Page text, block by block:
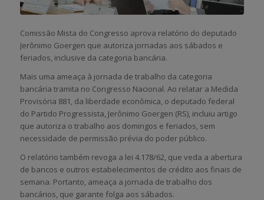
Comissão Mista do Congresso aprova relatório do deputado
Jerônimo Goergen que autoriza jornadas aos sábados e
feriados, inclusive da categoria bancária.
Mais uma ameaça à jornada de trabalho da categoria
bancária tramita no Congresso Nacional. Ao relatar a Medida
Provisória 881, da liberdade econômica, o deputado federal
do Partido Progressista, Jerônimo Goergen (RS), incluiu artigo
que autoriza o trabalho aos domingos e feriados, sem
necessidade de permissão prévia do poder público.
O relatório também revoga a lei 4.178/62, que veda a abertura
de bancos e outros estabelecimentos de crédito aos finais de
semana. Portanto, ameaça a jornada de trabalho dos
bancários, que garante folga aos sábados.